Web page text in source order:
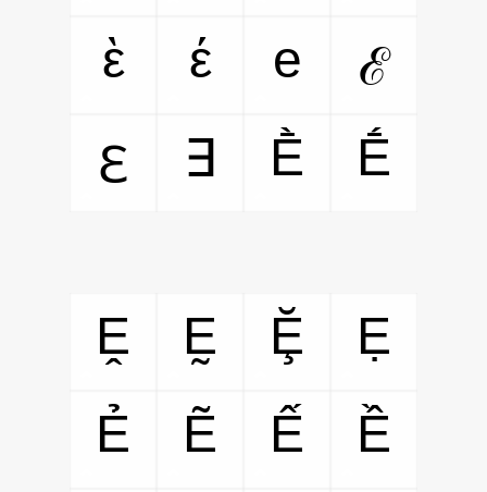
ὲ
έ e
ℰ
ℇ
∃ Ḕ Ḗ
Ḙ Ḛ Ḝ
Ẹ
Ẻ
Ẽ Ế Ề